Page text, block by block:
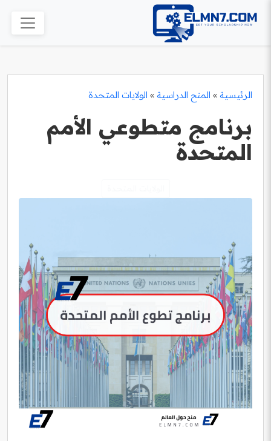
الرئيسية » المنح الدراسية » الولايات المتحدة
برنامج متطوعي الأمم
المتحدة